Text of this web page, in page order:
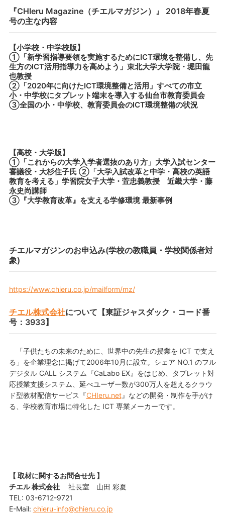
『CHIeru Magazine（チエルマガジン）』 2018年春夏
号の主な内容
【小学校・中学校版】
①「新学習指導要領を実施するためにICT環境を整備し、先
生方のICT活用指導力を高めよう」東北大学大学院・堀田龍
也教授
②「2020年に向けたICT環境整備と活用」すべての市立
小・中学校にタブレット端末を導入する仙台市教育委員会
③全国の小・中学校、教育委員会のICT環境整備の状況
【高校・大学版】
①「これからの大学入学者選抜のあり方」大学入試センター
審議役・大杉住子氏 ②「大学入試改革と中学・高校の英語
教育を考える」学習院女子大学・萓忠義教授 近畿大学・藤
永史尚講師
③『大学教育改革』を支える学修環境 最新事例
チエルマガジンのお申込み(学校の教職員・学校関係者対
象)
https://www.chieru.co.jp/mailform/mz/
チエル株式会社について【東証ジャスダック・コード番
号：3933】
「子供たちの未来のために、世界中の先生の授業を ICT で支え
る」を企業理念に掲げて2006年10月に設立。シェア NO.1 のフル
デジタル CALL システム『CaLabo EX』をはじめ、タブレット対
応授業支援システム、延べユーザー数が300万人を超えるクラウ
ド型教材配信サービス『CHIeru.net』などの開発・制作を手がけ
る、学校教育市場に特化した ICT 専業メーカーです。
【 取材に関するお問合せ先 】
チエル 株式会社 社長室 山田 彩夏
TEL: 03-6712-9721
E-Mail: chieru-info@chieru.co.jp